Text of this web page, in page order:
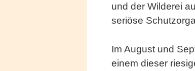
und der Wilderei
seriöse
Im August und
einem dieser